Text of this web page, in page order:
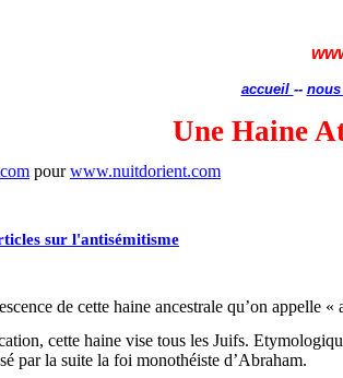
accueil --
Une Haine
pourwww.nuitdorient.com
sur l'antisémitisme
de cette haine ancestrale qu’on appelle
cette haine vise tous les Juifs.
par la suite la foi monothéiste d’Abraham.